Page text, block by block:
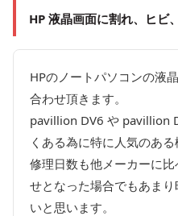
HP 液晶画面に割れ、ヒビ
HPのノートパソコンの液
合わせ頂きます。
pavillion DV6 や pavillion
くある為に特に人気のある
修理日数も他メーカーに
せとなった場合でもあま
いと思います。